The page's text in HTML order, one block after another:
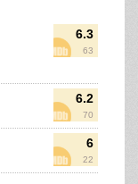
6.3
63
6.2
70
6
22